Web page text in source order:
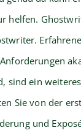
helfen.
sind ein
Sie von der
und